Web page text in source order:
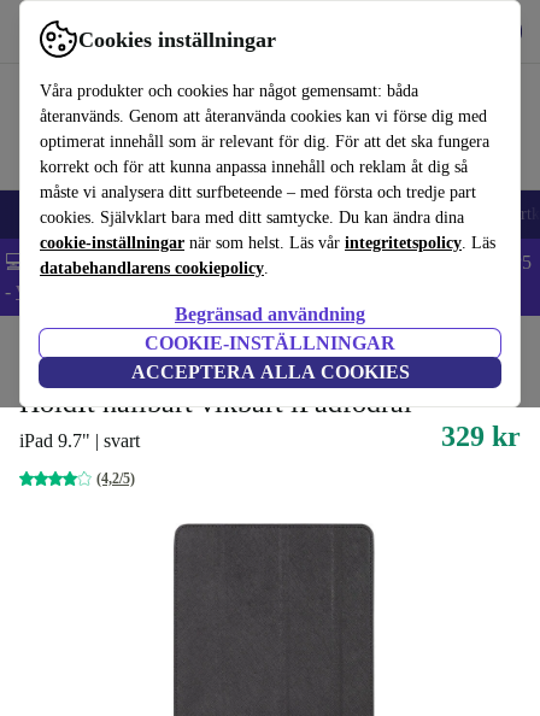
Cookies inställningar
Våra produkter och cookies har något gemensamt: båda
återanvänds. Genom att återanvända cookies kan vi förse dig med
optimerat innehåll som är relevant för dig. För att det ska fungera
korrekt och för att kunna anpassa innehåll och reklam åt dig så
måste vi analysera ditt surfbeteende – med första och tredje part
cookies. Självklart bara med ditt samtycke. Du kan ändra dina
cookie-inställningar när som helst. Läs vår integritetspolicy. Läs
databehandlarens cookiepolicy.
Begränsad användning
COOKIE-INSTÄLLNINGAR
ACCEPTERA ALLA COOKIES
Använd refurbed snabbt och enkelt
🎒 Back to school Mobiltelefoner Bärbara datorer Surfplattor
💻 Extra 5% rabatt på alla MacBooks och laptops - Code: LAPTOP5
- Villkor
Tillbehör Tillbehör till surfplattor Surfplattfodral
HoldIt hållbart vikbart iPadfodral
iPad 9.7" | svart
(4,2/5)
329 kr